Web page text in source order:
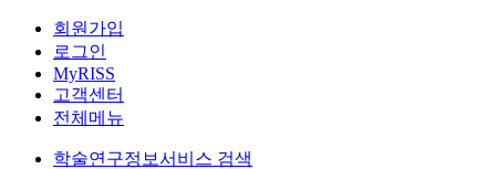
회원가입
로그인
MyRISS
고객센터
전체메뉴
학술연구정보서비스 검색